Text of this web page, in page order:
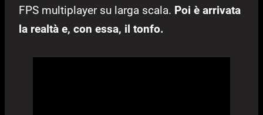
FPS multiplayer su larga scala. Poi è arrivata
la realtà e, con essa, il tonfo.